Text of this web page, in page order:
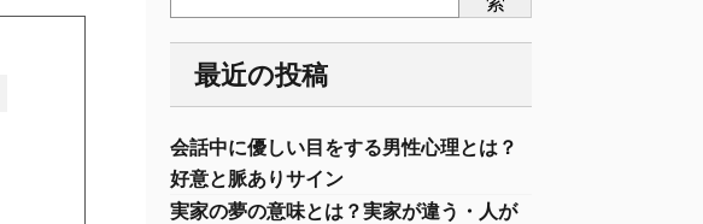
最近の投稿
会話中に優しい目をする男性心理とは？
好意と脈ありサイン
実家の夢の意味とは？実家が違う・人が